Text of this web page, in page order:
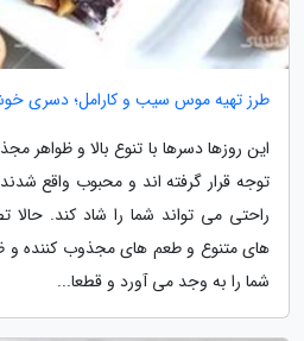
طرز تهیه موس سیب و کارامل؛ دسری
این روزها دسرها با تنوع بالا و ظواهر
توجه قرار گرفته اند و محبوب واقع
راحتی می تواند شما را شاد کند. حالا
های متنوع و طعم های مجذوب کننده
شما را به وجد می آورد و قطعا...